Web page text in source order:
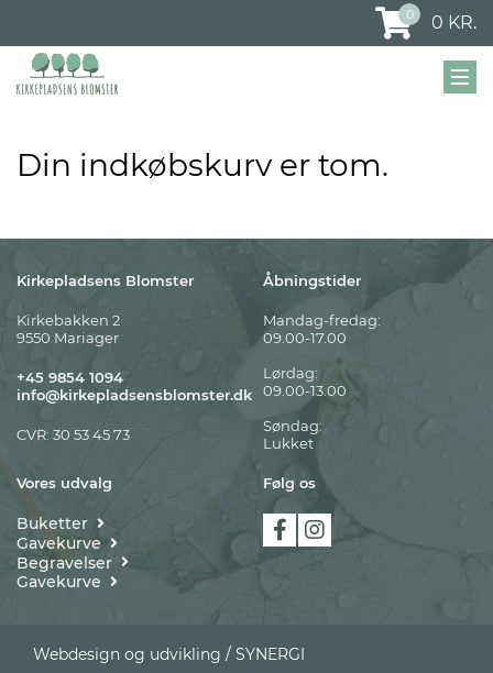
0 0 KR.
Din indkøbskurv er tom.
Kirkepladsens Blomster
Kirkebakken 2
9550 Mariager
+45 9854 1094
info@kirkepladsensblomster.dk
CVR: 30 53 45 73
Åbningstider
Mandag-fredag:
09.00-17.00
Lørdag:
09.00-13.00
Søndag:
Lukket
Vores udvalg
Buketter
Gavekurve
Begravelser
Gavekurve
Følg os
Webdesign og udvikling / SYNERGI